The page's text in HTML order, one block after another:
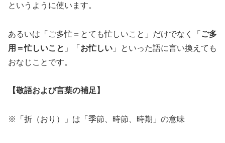
というように使います。
あるいは「ご多忙＝とても忙しいこと」だけでなく「 ご多
用＝忙しいこと 」「 お忙しい 」といった語に言い換えても
おなじことです。
【敬語および言葉の補足】
※「折（おり）」は「季節、時節、時期」の意味